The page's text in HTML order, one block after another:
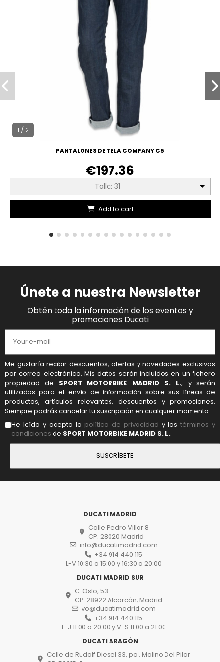
1 / 2
PANTALONES DE TELA COMPANY C5
€197.36
Talla: 31
Add to cart
Únete a nuestra Newsletter
Obtén toda la información de los eventos y
promociones Ducati
Me gustaría recibir descuentos, ofertas y novedades exclusivas
por correo electrónico. Mis datos serán incluidos en un fichero
propiedad de SPORT MOTORBIKE MADRID S. L., y serán
utilizados para el envío de información sobre sus líneas de
productos, artículos relevantes, descuentos y promociones.
Siempre podrás cancelar tu suscripción en cualquier momento.
He leído y acepto la política de privacidad y lostérminos y
condiciones de SPORT MOTORBIKE MADRID S. L..
DUCATI MADRID
Calle Pedro Villar 8
CP. 28020 Madrid
info@ducatimadrid.com
+34 914 440 115
L-V 10:30 a 15:00 y 16:30 a 20:00
DUCATI MADRID SUR
C. Oslo, 53
CP. 28922 Alcorcón, Madrid
vo@ducatimadrid.com
+34 914 440 115
L-J 11:00 a 20:00 y V-S 11:00 a 21:00
DUCATI ARAGÓN
Calle de Rudolf Diesel 33, pol. Molino Del Pilar